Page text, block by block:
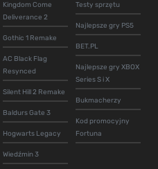
Kingdom Come
Deliverance 2
Gothic 1 Remake
AC Black Flag
Resynced
Silent Hill 2 Remake
Baldurs Gate 3
Hogwarts Legacy
Wiedźmin 3
Testy sprzętu
Najlepsze gry PS5
BET.PL
Najlepsze gry XBOX
Series S i X
Bukmacherzy
Kod promocyjny
Fortuna